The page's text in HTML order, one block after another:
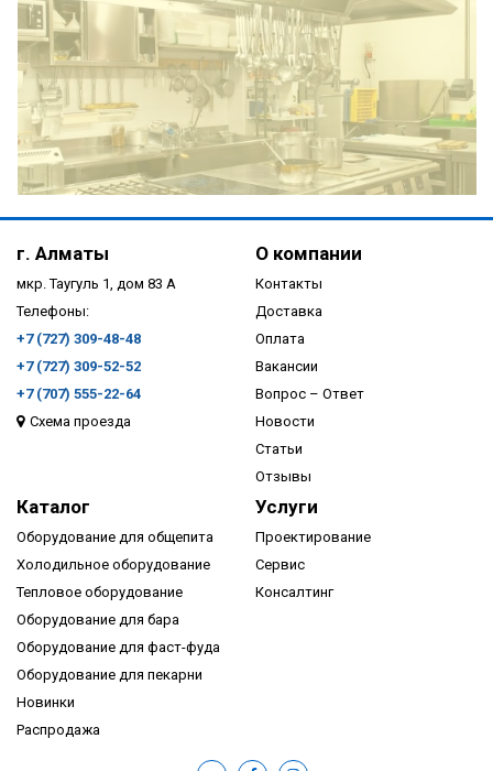
ПОДРОБНЕЕ
ПОДРОБНЕЕ
г. Алматы
мкр. Таугуль 1, дом 83 А
Телефоны:
+7 (727) 309-48-48
+7 (727) 309-52-52
+7 (707) 555-22-64
Схема проезда
О компании
Контакты
Доставка
Оплата
Вакансии
Вопрос – Ответ
Новости
Статьи
Отзывы
Каталог
Оборудование для общепита
Холодильное оборудование
Тепловое оборудование
Оборудование для бара
Оборудование для фаст-фуда
Оборудование для пекарни
Новинки
Распродажа
Услуги
Проектирование
Сервис
Консалтинг